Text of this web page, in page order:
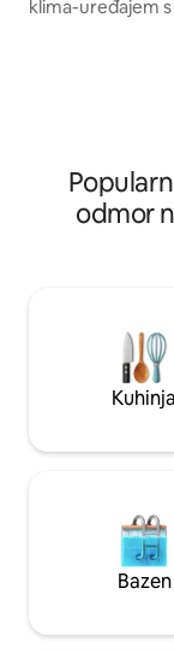
klima-uređajem
sudoperom.💦
hidromasažom i
Plinsko grijanje
kući.🧺 Perilica i
odmor
Kuhinja
Bazen